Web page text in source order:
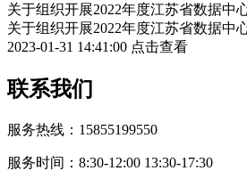
关于组织开展2022年度江苏省数据中
关于组织开展2022年度江苏省数据中
2023-01-31 14:41:00 点击查看
联系我们
服务热线：15855199550
服务时间：8:30-12:00 13:30-17:30